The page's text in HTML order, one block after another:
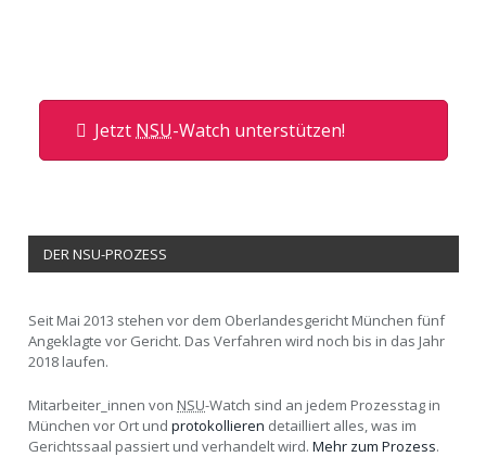
Jetzt NSU-Watch unterstützen!
DER NSU-PROZESS
Seit Mai 2013 stehen vor dem Oberlandesgericht München fünf
Angeklagte vor Gericht. Das Verfahren wird noch bis in das Jahr
2018 laufen.
Mitarbeiter_innen von NSU-Watch sind an jedem Prozesstag in
München vor Ort und protokollieren detailliert alles, was im
Gerichtssaal passiert und verhandelt wird. Mehr zum Prozess.